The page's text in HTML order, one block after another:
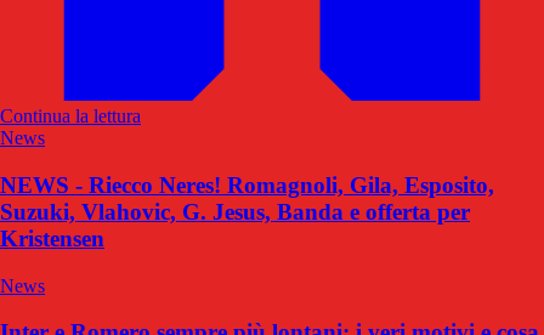
Continua la lettura
News
NEWS - Riecco Neres! Romagnoli, Gila, Esposito,
Suzuki, Vlahovic, G. Jesus, Banda e offerta per
Kristensen
News